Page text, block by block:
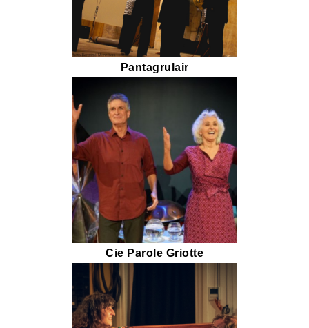
Pantagrulair
Cie Parole Griotte